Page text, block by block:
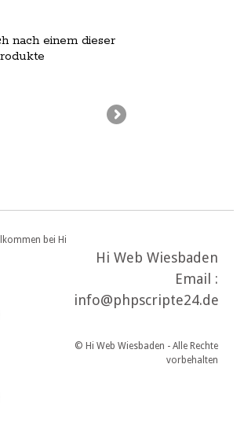
nach einem dieser
bei Hi
Hi Web Wiesbaden
Email :
info@phpscripte24.de
© Hi Web Wiesbaden - Alle Rechte
vorbehalten